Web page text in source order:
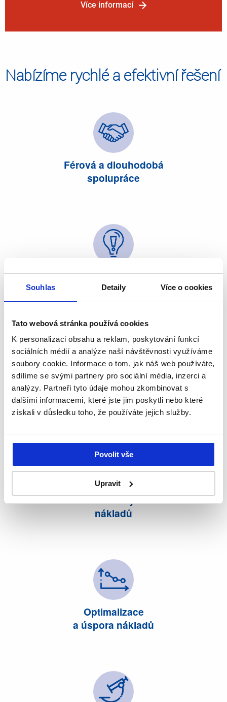
Souhlas Detaily Více o cookies
Tato webová stránka používá cookies
K personalizaci obsahu a reklam, poskytování funkcí
sociálních médií a analýze naší návštěvnosti využíváme
soubory cookie. Informace o tom, jak náš web používáte,
sdílíme se svými partnery pro sociální média, inzerci a
analýzy. Partneři tyto údaje mohou zkombinovat s
dalšími informacemi, které jste jim poskytli nebo které
získali v důsledku toho, že používáte jejich služby.
Povolit vše
Upravit
Nabízíme rychlé a efektivní řešení
Férová a dlouhodobá
spolupráce
Know-how předávané
špičkovými techniky
Profesionální výrobky
od nejlepších značek
Garance výše
nákladů
Optimalizace
a úspora nákladů